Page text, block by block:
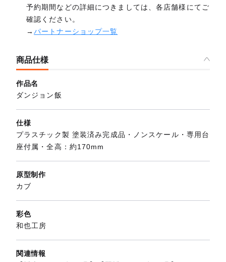
予約期間などの詳細につきましては、各店舗様にてご
確認ください。
→パートナーショップ一覧
商品仕様
作品名
ダンジョン飯
仕様
プラスチック製 塗装済み完成品・ノンスケール・専用台
座付属・全高：約170mm
原型制作
カブ
彩色
和也工房
関連情報